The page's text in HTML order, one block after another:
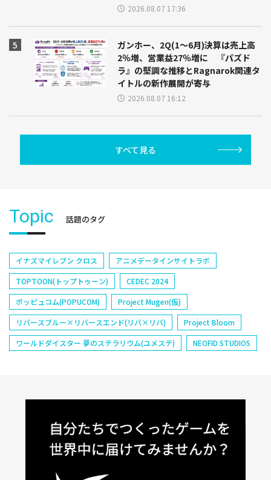
2026.08.07 17:36
ガンホー、2Q(1～6月)決算は売上高
2％増、営業益27％増に 『パズド
ラ』の堅調な推移とRagnarok関連タ
イトルの新作展開が寄与
2026.08.07 16:12
すべて見る
Topic 話題のタグ
イナズマイレブン クロス
アニメデータインサイトラボ
TOPTOON(トップトゥーン)
CEDEC 2024
ポッピュコム(POPUCOM)
Project Mugen(仮)
リバースブルー×リバースエンド(リバ×リバ)
Project Bloom
ワールドダイスター 夢のステラリウム(ユメステ)
NEOFID STUDIOS